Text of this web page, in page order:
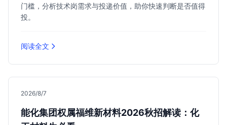
门槛，分析技术岗需求与投递价值，助你快速判断是否值得
投。
阅读全文
2026/8/7
能化集团权属福维新材料2026秋招解读：化